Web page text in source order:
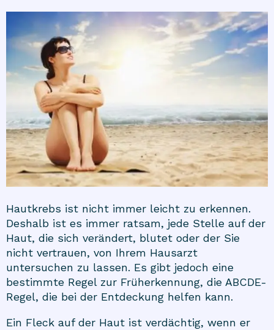
Hautkrebs ist nicht immer leicht zu erkennen.
Deshalb ist es immer ratsam, jede Stelle auf der
Haut, die sich verändert, blutet oder der Sie
nicht vertrauen, von Ihrem Hausarzt
untersuchen zu lassen. Es gibt jedoch eine
bestimmte Regel zur Früherkennung, die ABCDE-
Regel, die bei der Entdeckung helfen kann.
Ein Fleck auf der Haut ist verdächtig, wenn er